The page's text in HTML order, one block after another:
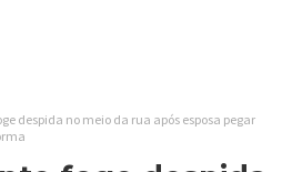
despida no meio da rua após esposa pegar